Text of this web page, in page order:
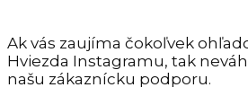
Ak vás zaujíma čokoľvek
Hviezda Instagramu, tak
našu zákaznícku podporu.